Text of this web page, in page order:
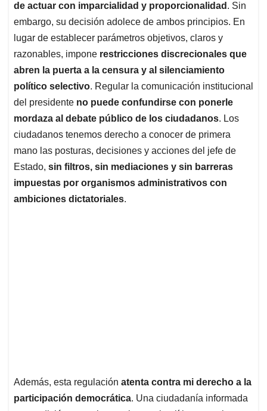
de actuar con imparcialidad y proporcionalidad . Sin
embargo, su decisión adolece de ambos principios. En
lugar de establecer parámetros objetivos, claros y
razonables, impone restricciones discrecionales que
abren la puerta a la censura y al silenciamiento
político selectivo. Regular la comunicación institucional
del presidente no puede confundirse con ponerle
mordaza al debate público de los ciudadanos. Los
ciudadanos tenemos derecho a conocer de primera
mano las posturas, decisiones y acciones del jefe de
Estado, sin filtros, sin mediaciones y sin barreras
impuestas por organismos administrativos con
ambiciones dictatoriales.
Además, esta regulación atenta contra mi derecho a la
participación democrática. Una ciudadanía informada